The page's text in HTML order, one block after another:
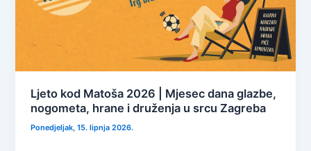
Ljeto kod Matoša 2026 | Mjesec dana glazbe,
nogometa, hrane i druženja u srcu Zagreba
Ponedjeljak, 15. lipnja 2026.